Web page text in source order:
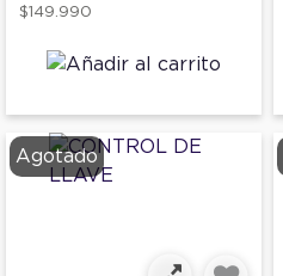
$149.990
Agotado